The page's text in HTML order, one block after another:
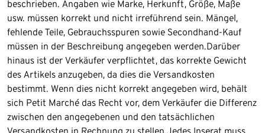
beschrieben. Angaben wie Marke, Herkunft, Größe, Maße
usw. müssen korrekt und nicht irreführend sein. Mängel,
fehlende Teile, Gebrauchsspuren sowie Secondhand-Kauf
müssen in der Beschreibung angegeben werden.​Darüber
hinaus ist der Verkäufer verpflichtet, das korrekte Gewicht
des Artikels anzugeben, da dies die Versandkosten
bestimmt. Wenn dies nicht korrekt angegeben wird, behält
sich Petit Marché das Recht vor, dem Verkäufer die Differenz
zwischen den angegebenen und den tatsächlichen